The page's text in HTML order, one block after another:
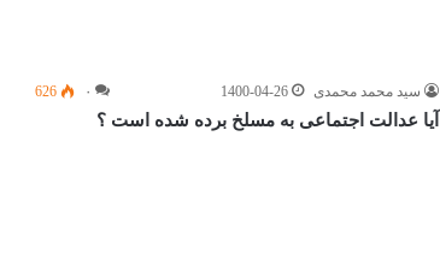
سید محمد محمدی 1400-04-26 ۰ 626
آیا عدالت اجتماعی به مسلخ برده شده است ؟